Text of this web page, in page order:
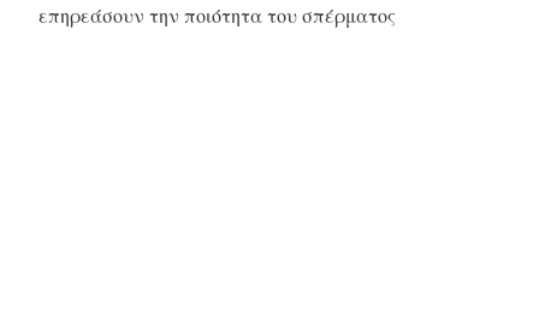
επηρεάσουν την ποιότητα του σπέρματος